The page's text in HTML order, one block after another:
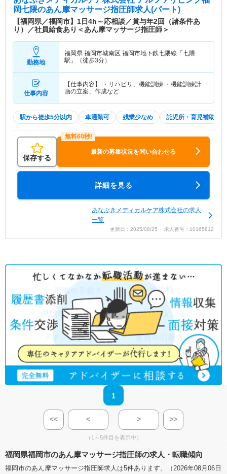
岡七隈のあん摩マッサージ指圧師求人(パート)
【福岡県／福岡市】1日4h～応相談／賞与年2回（諸条件あ
り）／社員給食あり＜あん摩マッサージ指圧師＞
勤務地
福岡県 福岡市城南区 福岡市地下鉄七隈線「七隈
駅」（徒歩3分）
仕事内容
【仕事内容】 ・リハビリ、機能訓練 ・機能訓練計
画の立案、作成など
駅から徒歩5分以内 車通勤可 残業少なめ 託児所・育児補助
保存する
最新の募集状況を問い合わせる
詳細を見る
あなぶきメディカルケア株式会社の求人
一覧
更新日：2025/08/25 求人番号：10165812
1
<< < > >>
（1～5件目を表示中）
福岡県福岡市のあん摩マッサージ指圧師の求人・転職傾向
福岡市のあん摩マッサージ指圧師求人は5件あります。（2026年08月06日